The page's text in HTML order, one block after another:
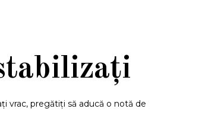
vrac, pregătiți să aducă o notă de